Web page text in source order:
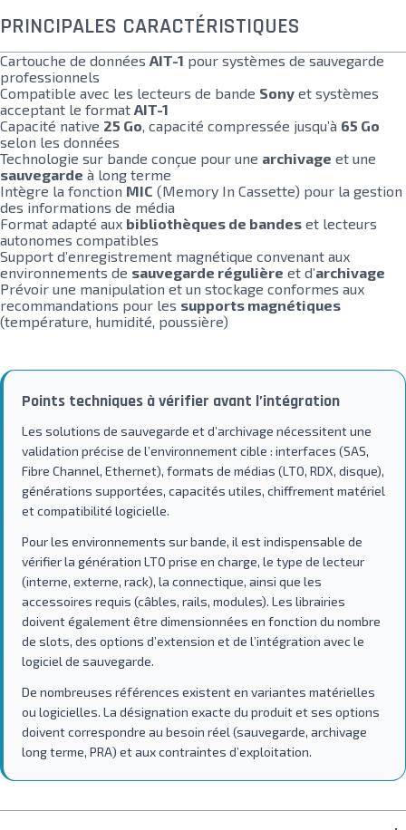
PRINCIPALES CARACTÉRISTIQUES
Cartouche de données AIT-1 pour systèmes de sauvegarde
professionnels
Compatible avec les lecteurs de bande Sony et systèmes
acceptant le format AIT-1
Capacité native 25 Go, capacité compressée jusqu’à 65 Go
selon les données
Technologie sur bande conçue pour une archivage et une
sauvegarde à long terme
Intègre la fonction MIC (Memory In Cassette) pour la gestion
des informations de média
Format adapté aux bibliothèques de bandes et lecteurs
autonomes compatibles
Support d’enregistrement magnétique convenant aux
environnements de sauvegarde régulière et d’archivage
Prévoir une manipulation et un stockage conformes aux
recommandations pour les supports magnétiques
(température, humidité, poussière)
Points techniques à vérifier avant l’intégration
Les solutions de sauvegarde et d’archivage nécessitent une
validation précise de l’environnement cible : interfaces (SAS,
Fibre Channel, Ethernet), formats de médias (LTO, RDX, disque),
générations supportées, capacités utiles, chiffrement matériel
et compatibilité logicielle.
Pour les environnements sur bande, il est indispensable de
vérifier la génération LTO prise en charge, le type de lecteur
(interne, externe, rack), la connectique, ainsi que les
accessoires requis (câbles, rails, modules). Les librairies
doivent également être dimensionnées en fonction du nombre
de slots, des options d’extension et de l’intégration avec le
logiciel de sauvegarde.
De nombreuses références existent en variantes matérielles
ou logicielles. La désignation exacte du produit et ses options
doivent correspondre au besoin réel (sauvegarde, archivage
long terme, PRA) et aux contraintes d’exploitation.